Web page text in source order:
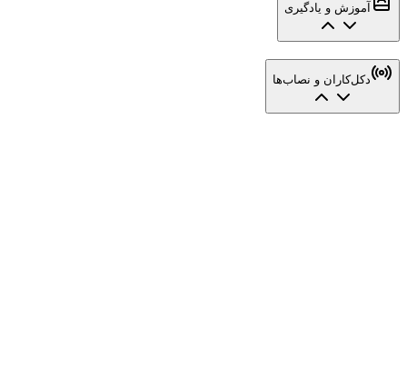
آموزش و یادگیری
دکل‌کاران و نصاب‌ها